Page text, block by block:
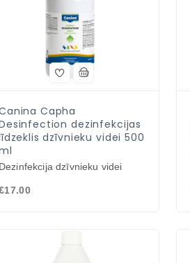
Capha
dezinfekcijas
dzīvnieku videi 500
Dezinfekcija dzīvnieku videi